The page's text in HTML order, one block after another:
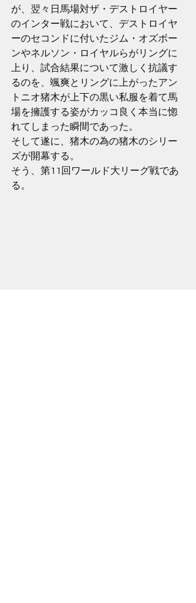
が、翌々日馬場対ザ・デストロイヤー
のインター戦において、デストロイヤ
ーのセコンドに付いたジム・オズボー
ンやネルソン・ロイヤルらがリングに
上り、試合結果について激しく抗議す
るのを、颯爽とリングに上がったアン
トニオ猪木が上下の黒い私服を着て馬
場を擁護する姿がカッコ良く本当に惚
れてしまった瞬間であった。
そして遂に、猪木の為の猪木のシリー
ズが開幕する。
そう、第11回ワールド大リーグ戦であ
る。